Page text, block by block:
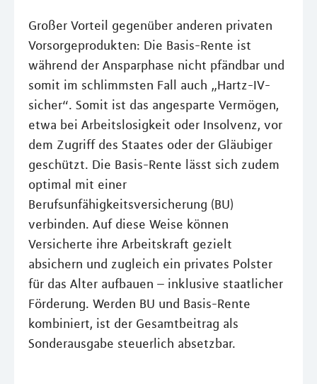
Großer Vorteil gegenüber anderen privaten
Vorsorgeprodukten: Die Basis-Rente ist
während der Ansparphase nicht pfändbar und
somit im schlimmsten Fall auch „Hartz-IV-
sicher“. Somit ist das angesparte Vermögen,
etwa bei Arbeitslosigkeit oder Insolvenz, vor
dem Zugriff des Staates oder der Gläubiger
geschützt. Die Basis-Rente lässt sich zudem
optimal mit einer
Berufsunfähigkeitsversicherung (BU)
verbinden. Auf diese Weise können
Versicherte ihre Arbeitskraft gezielt
absichern und zugleich ein privates Polster
für das Alter aufbauen – inklusive staatlicher
Förderung. Werden BU und Basis-Rente
kombiniert, ist der Gesamtbeitrag als
Sonderausgabe steuerlich absetzbar.